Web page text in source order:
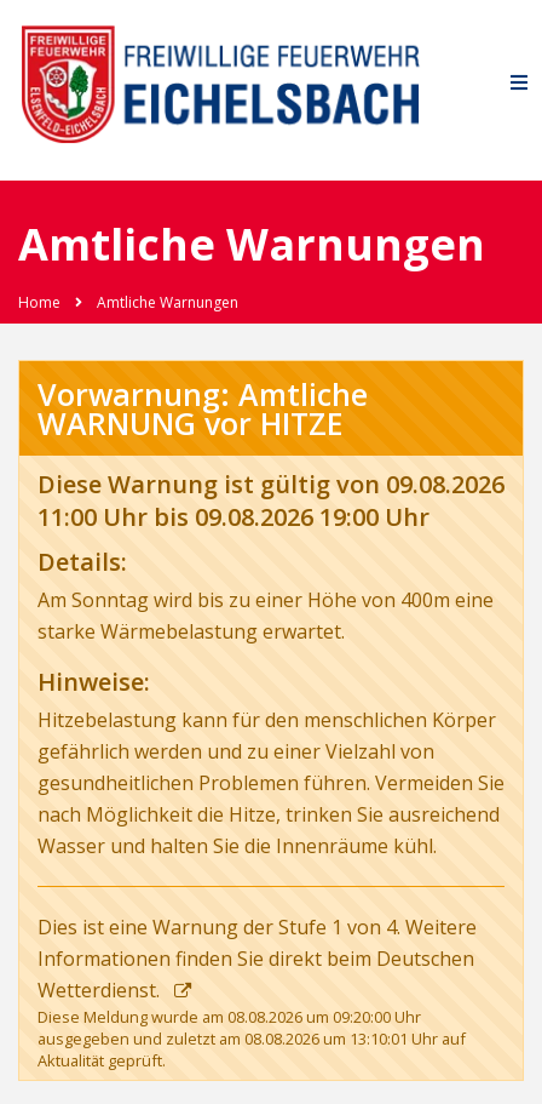
Amtliche Warnungen
Home Amtliche Warnungen
Vorwarnung: Amtliche
WARNUNG vor HITZE
Diese Warnung ist gültig von 09.08.2026
11:00 Uhr bis 09.08.2026 19:00 Uhr
Details:
Am Sonntag wird bis zu einer Höhe von 400m eine
starke Wärmebelastung erwartet.
Hinweise:
Hitzebelastung kann für den menschlichen Körper
gefährlich werden und zu einer Vielzahl von
gesundheitlichen Problemen führen. Vermeiden Sie
nach Möglichkeit die Hitze, trinken Sie ausreichend
Wasser und halten Sie die Innenräume kühl.
Dies ist eine Warnung der Stufe 1 von 4. Weitere
Informationen finden Sie direkt beim Deutschen
Wetterdienst.
Diese Meldung wurde am 08.08.2026 um 09:20:00 Uhr
ausgegeben und zuletzt am 08.08.2026 um 13:10:01 Uhr auf
Aktualität geprüft.